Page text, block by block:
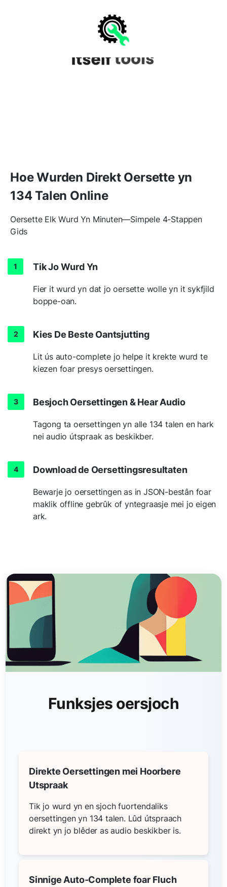
Hoe Wurden Direkt Oersette yn
134 Talen Online
Oersette Elk Wurd Yn Minuten—Simpele 4-Stappen
Gids
Tik Jo Wurd Yn
Fier it wurd yn dat jo oersette wolle yn it sykfjild
boppe-oan.
Kies De Beste Oantsjutting
Lit ús auto-complete jo helpe it krekte wurd te
kiezen foar presys oersettingen.
Besjoch Oersettingen & Hear Audio
Tagong ta oersettingen yn alle 134 talen en hark
nei audio útspraak as beskikber.
Download de Oersettingsresultaten
Bewarje jo oersettingen as in JSON-bestân foar
maklik offline gebrûk of yntegraasje mei jo eigen
ark.
Funksjes oersjoch
Direkte Oersettingen mei Hoorbere
Utspraak
Tik jo wurd yn en sjoch fuortendaliks
oersettingen yn 134 talen. Lûd útspraach
direkt yn jo blêder as audio beskikber is.
Sinnige Auto-Complete foar Fluch